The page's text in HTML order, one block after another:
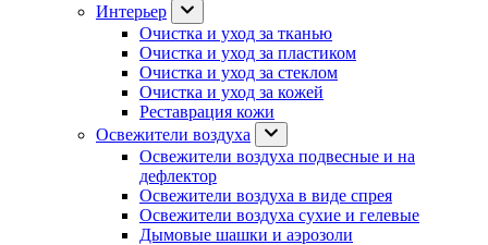
Интерьер
Очистка и уход за тканью
Очистка и уход за пластиком
Очистка и уход за стеклом
Очистка и уход за кожей
Реставрация кожи
Освежители воздуха
Освежители воздуха подвесные и на
дефлектор
Освежители воздуха в виде спрея
Освежители воздуха сухие и гелевые
Дымовые шашки и аэрозоли